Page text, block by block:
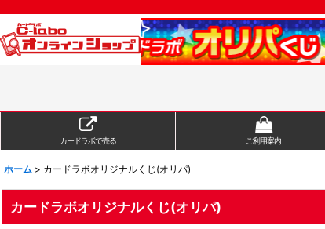
カードラボで売る ご利用案内
ホーム > カードラボオリジナルくじ(オリパ)
カードラボオリジナルくじ(オリパ)